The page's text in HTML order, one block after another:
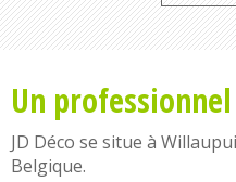
Un
JD Déco se situe à
Belgique.